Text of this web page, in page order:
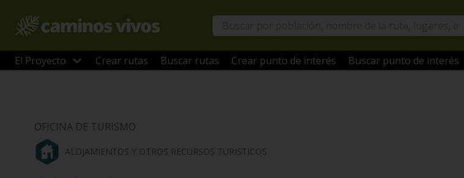
El Proyecto Crear rutas Buscar rutas Crear punto de interés Buscar punto de interés
OFICINA DE TURISMO
ALOJAMIENTOS Y OTROS RECURSOS TURISTICOS